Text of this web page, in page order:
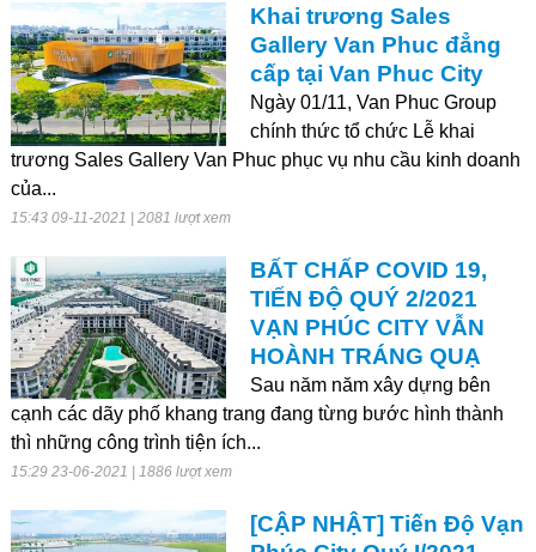
Khai trương Sales
Gallery Van Phuc đẳng
cấp tại Van Phuc City
Ngày 01/11, Van Phuc Group
chính thức tổ chức Lễ khai
trương Sales Gallery Van Phuc phục vụ nhu cầu kinh doanh
của...
15:43 09-11-2021 | 2081 lượt xem
BẤT CHẤP COVID 19,
TIẾN ĐỘ QUÝ 2/2021
VẠN PHÚC CITY VẪN
HOÀNH TRÁNG QUẠ
Sau năm năm xây dựng bên
cạnh các dãy phố khang trang đang từng bước hình thành
thì những công trình tiện ích...
15:29 23-06-2021 | 1886 lượt xem
[CẬP NHẬT] Tiến Độ Vạn